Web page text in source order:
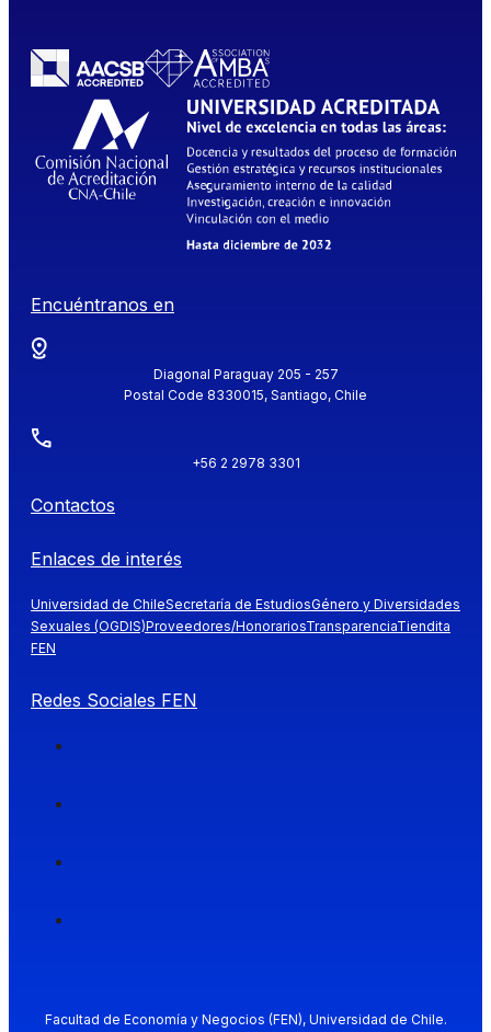
Encuéntranos en
Diagonal Paraguay 205 - 257
Postal Code 8330015, Santiago, Chile
+56 2 2978 3301
Contactos
Enlaces de interés
Universidad de ChileSecretaría de EstudiosGénero y Diversidades
Sexuales (OGDIS)Proveedores/HonorariosTransparenciaTiendita
FEN
Redes Sociales FEN
Facultad de Economía y Negocios (FEN), Universidad de Chile.